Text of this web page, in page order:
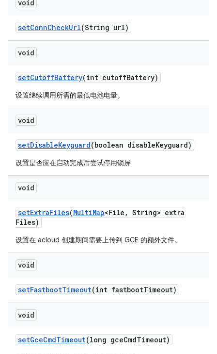
void
setConnCheckUrl(String url)
void
setCutoffBattery(int cutoffBattery)
设置继续调用所需的最低电池电量。
void
setDisableKeyguard(boolean disableKeyguard)
设置是否应在启动完成后尝试停用锁屏
void
setExtraFiles(MultiMap<File , String> extra
Files)
设置在 acloud 创建期间需要上传到 GCE 的额外文件。
void
setFastbootTimeout(int fastbootTimeout)
void
setGceCmdTimeout(long gceCmdTimeout)